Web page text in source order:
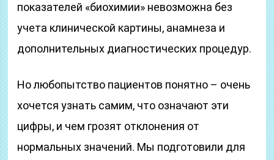
показателей «биохимии» невозможна без
учета клинической картины, анамнеза и
дополнительных диагностических процедур.
Но любопытство пациентов понятно – очень
хочется узнать самим, что означают эти
цифры, и чем грозят отклонения от
нормальных значений. Мы подготовили для